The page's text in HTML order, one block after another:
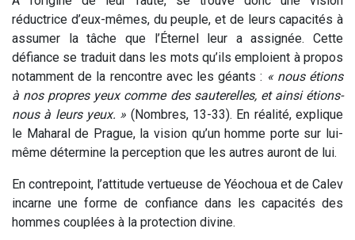
réductrice d’eux-mêmes, du peuple, et de leurs capacités à
assumer la tâche que l’Éternel leur a assignée. Cette
défiance se traduit dans les mots qu’ils emploient à propos
notamment de la rencontre avec les géants : « nous étions
à nos propres yeux comme des sauterelles, et ainsi étions-
nous à leurs yeux. » (Nombres, 13-33). En réalité, explique
le Maharal de Prague, la vision qu’un homme porte sur lui-
même détermine la perception que les autres auront de lui.
En contrepoint, l’attitude vertueuse de Yéochoua et de Calev
incarne une forme de confiance dans les capacités des
hommes couplées à la protection divine.